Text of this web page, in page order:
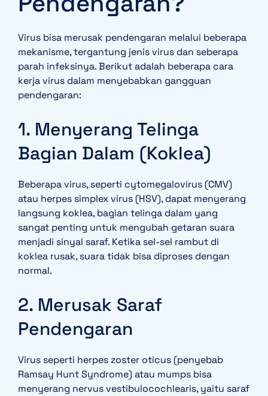
Virus bisa merusak pendengaran melalui beberapa
mekanisme, tergantung jenis virus dan seberapa
parah infeksinya. Berikut adalah beberapa cara
kerja virus dalam menyebabkan gangguan
pendengaran:
1. Menyerang Telinga
Bagian Dalam (Koklea)
Beberapa virus, seperti cytomegalovirus (CMV)
atau herpes simplex virus (HSV), dapat menyerang
langsung koklea, bagian telinga dalam yang
sangat penting untuk mengubah getaran suara
menjadi sinyal saraf. Ketika sel-sel rambut di
koklea rusak, suara tidak bisa diproses dengan
normal.
2. Merusak Saraf
Pendengaran
Virus seperti herpes zoster oticus (penyebab
Ramsay Hunt Syndrome) atau mumps bisa
menyerang nervus vestibulocochlearis, yaitu saraf